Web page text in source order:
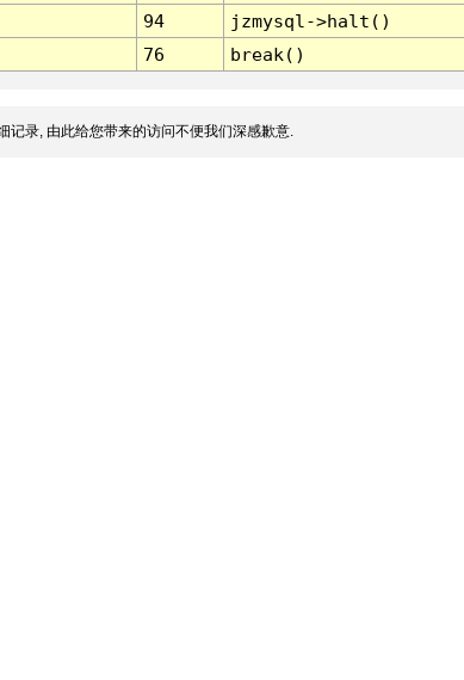
94
jzmysql->halt()
76 break()
记录, 由此给您带来的访问不便我们深感歉意.